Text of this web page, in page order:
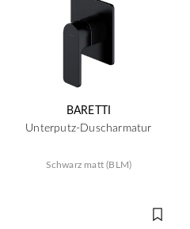
BARETTI
Unterputz-Duscharmatur
Schwarz matt (BLM)